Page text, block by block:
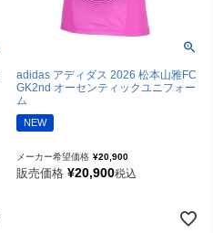
adidas アディダス 2026 松本山雅FC
GK2nd オーセンティックユニフォー
ム
NEW
メーカー希望価格 ¥20,900
販売価格 ¥20,900税込